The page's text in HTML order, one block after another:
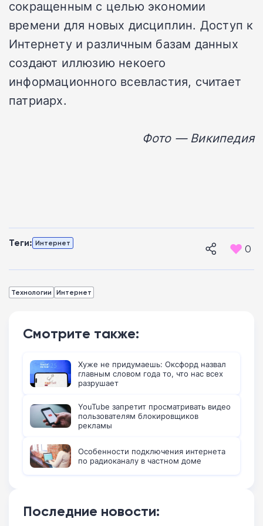
сокращенным с целью экономии
времени для новых дисциплин. Доступ к
Интернету и различным базам данных
создают иллюзию некоего
информационного всевластия, считает
патриарх.
Фото — Википедия
Теги: Интернет 0
Технологии Интернет
Смотрите также:
Хуже не придумаешь: Оксфорд назвал
главным словом года то, что нас всех
разрушает
YouTube запретит просматривать видео
пользователям блокировщиков
рекламы
Особенности подключения интернета
по радиоканалу в частном доме
Последние новости: